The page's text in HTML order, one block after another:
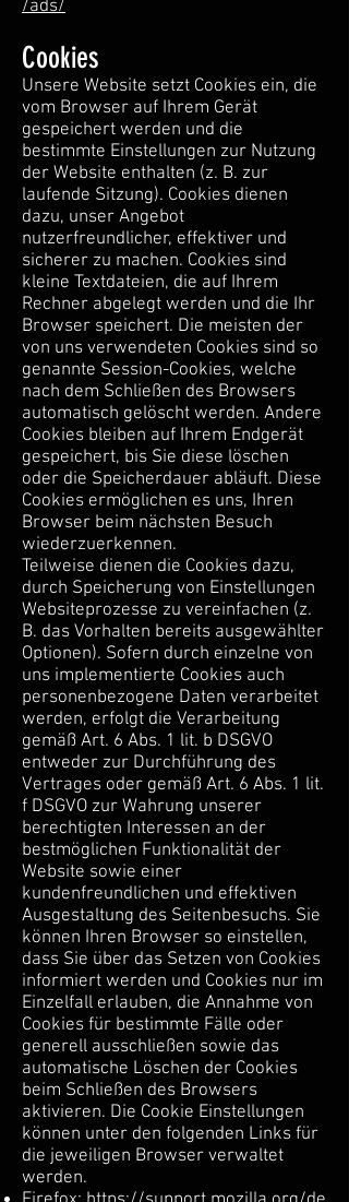
/ads/
Cookies
Unsere Website setzt Cookies ein, die
vom Browser auf Ihrem Gerät
gespeichert werden und die
bestimmte Einstellungen zur Nutzung
der Website enthalten (z. B. zur
laufende Sitzung). Cookies dienen
dazu, unser Angebot
nutzerfreundlicher, effektiver und
sicherer zu machen. Cookies sind
kleine Textdateien, die auf Ihrem
Rechner abgelegt werden und die Ihr
Browser speichert. Die meisten der
von uns verwendeten Cookies sind so
genannte Session-Cookies, welche
nach dem Schließen des Browsers
automatisch gelöscht werden. Andere
Cookies bleiben auf Ihrem Endgerät
gespeichert, bis Sie diese löschen
oder die Speicherdauer abläuft. Diese
Cookies ermöglichen es uns, Ihren
Browser beim nächsten Besuch
wiederzuerkennen.
Teilweise dienen die Cookies dazu,
durch Speicherung von Einstellungen
Websiteprozesse zu vereinfachen (z.
B. das Vorhalten bereits ausgewählter
Optionen). Sofern durch einzelne von
uns implementierte Cookies auch
personenbezogene Daten verarbeitet
werden, erfolgt die Verarbeitung
gemäß Art. 6 Abs. 1 lit. b DSGVO
entweder zur Durchführung des
Vertrages oder gemäß Art. 6 Abs. 1 lit.
f DSGVO zur Wahrung unserer
berechtigten Interessen an der
bestmöglichen Funktionalität der
Website sowie einer
kundenfreundlichen und effektiven
Ausgestaltung des Seitenbesuchs. Sie
können Ihren Browser so einstellen,
dass Sie über das Setzen von Cookies
informiert werden und Cookies nur im
Einzelfall erlauben, die Annahme von
Cookies für bestimmte Fälle oder
generell ausschließen sowie das
automatische Löschen der Cookies
beim Schließen des Browsers
aktivieren. Die Cookie Einstellungen
können unter den folgenden Links für
die jeweiligen Browser verwaltet
werden.